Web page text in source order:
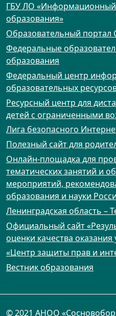
ГБУ ЛО «Информационный
образования»
Образовательный портал
Федеральные
образования
Федеральный центр
образовательных
Ресурсный центр для
детей с ограниченными
Лига безопасного
Полезный сайт для
Онлайн-площадка для
тематических занятий и
мероприятий,
образования и науки
Ленинградская область –
Официальный сайт
оценки качества
«Центр защиты прав и
Вестник образования
© 2021 АНОО